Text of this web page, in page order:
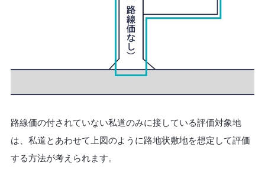
路線価の付されていない私道のみに接している評価対象地
は、私道とあわせて上図のように路地状敷地を想定して評価
する方法が考えられます。